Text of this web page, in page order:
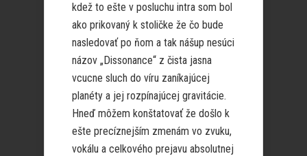
kdež to ešte v posluchu intra som bol
ako prikovaný k stoličke že čo bude
nasledovať po ňom a tak nášup nesúci
názov „Dissonance“ z čista jasna
vcucne sluch do víru zaníkajúcej
planéty a jej rozpínajúcej gravitácie.
Hneď môžem konštatovať že došlo k
ešte precíznejším zmenám vo zvuku,
vokálu a celkového prejavu absolutnej